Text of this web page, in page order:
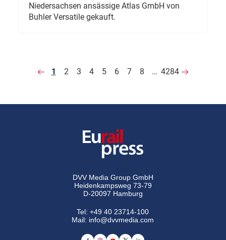
Niedersachsen ansässige Atlas GmbH von
Buhler Versatile gekauft.
1 2 3 4 5 6 7 8 … 4284
DVV Media Group GmbH
Heidenkampsweg 73-79
D-20097 Hamburg
Tel:+49 40 23714-100
Mail: info@dvvmedia.com